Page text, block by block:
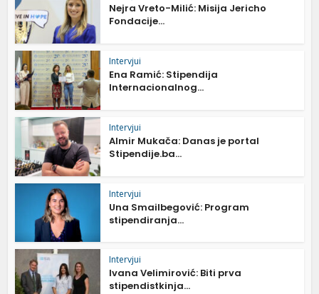
Nejra Vreto-Milić: Misija Jericho
Fondacije...
Intervjui
Ena Ramić: Stipendija
Internacionalnog...
Intervjui
Almir Mukača: Danas je portal
Stipendije.ba...
Intervjui
Una Smailbegović: Program
stipendiranja...
Intervjui
Ivana Velimirović: Biti prva
stipendistkinja...